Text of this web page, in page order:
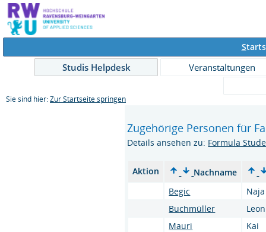
S
Studis Helpdesk
Veranstaltungen
Sie sind hier: Zur Startseite springen
Zugehörige Personen für
Details ansehen zu: Formula
Aktion
Nachname
Begic
Naja
Buchmüller
Leon
Mauri
Kai